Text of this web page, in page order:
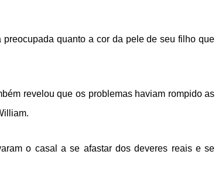
quanto a cor da pele de seu filho que
revelou que os problemas haviam rompido as
o casal a se afastar dos deveres reais e se